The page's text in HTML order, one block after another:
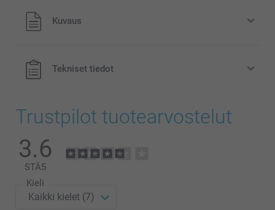
Kaikki hinnat ovat euroina, sisältävät arvonlisäveron ja
eivät sisällä postikuluja.
Kuvaus
Tekniset tiedot
Trustpilot tuotearvostelut
3.6
STÄ5
Kieli